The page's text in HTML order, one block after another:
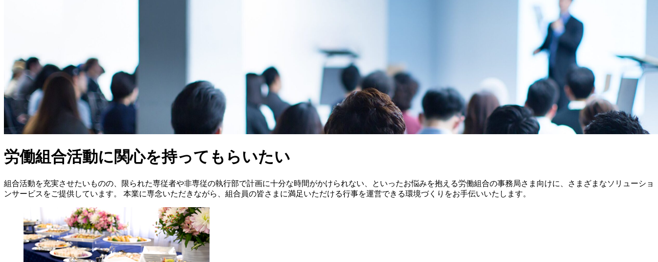
労働組合活動に関心を持ってもらいたい
組合活動を充実させたいものの、限られた専従者や非専従の執行部で計画に十分な時間がかけられない、といったお悩みを抱える労働組合の事務局さま向けに、さまざまなソリューショ
ンサービスをご提供しています。 本業に専念いただきながら、組合員の皆さまに満足いただける行事を運営できる環境づくりをお手伝いいたします。